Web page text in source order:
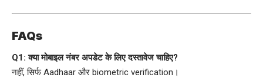
FAQs
Q1: क्या मोबाइल नंबर अपडेट के लिए दस्तावेज चाहिए?
नहीं, सिर्फ Aadhaar और biometric verification।